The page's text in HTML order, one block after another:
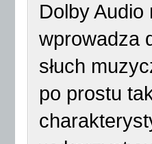
Dolby
wprowadza
słuch
po prostu